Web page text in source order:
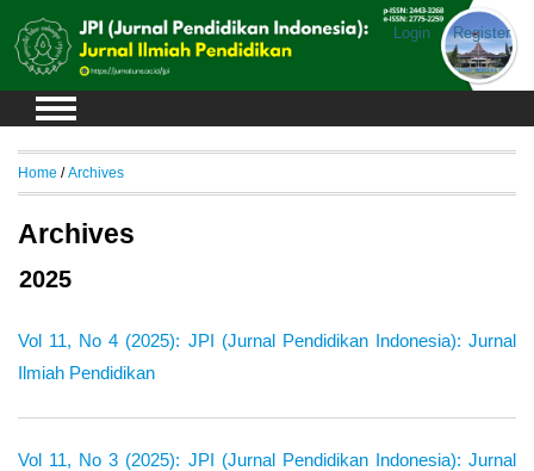
Login Register
Home /Archives
Archives
2025
Vol 11, No 4 (2025): JPI (Jurnal Pendidikan Indonesia): Jurnal
Ilmiah Pendidikan
Vol 11, No 3 (2025): JPI (Jurnal Pendidikan Indonesia): Jurnal